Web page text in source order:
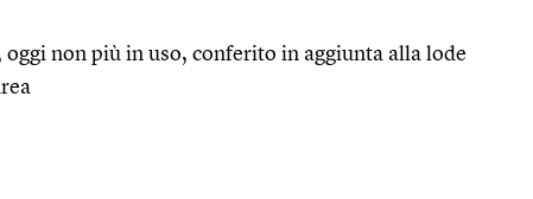
non più in uso, conferito in aggiunta alla lode